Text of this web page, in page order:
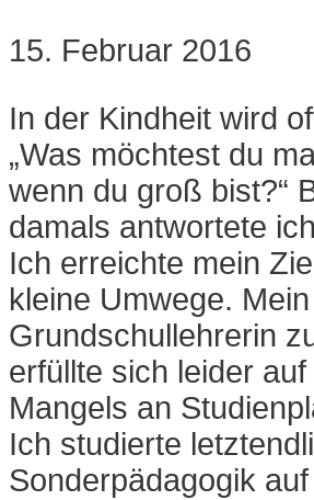
15. Februar 2016
In der Kindheit wird
„Was möchtest du
wenn du groß bist?“
damals antwortete
Ich erreichte mein
kleine Umwege.
Grundschullehrerin
erfüllte sich leider
Mangels an
Ich studierte
Sonderpädagogik